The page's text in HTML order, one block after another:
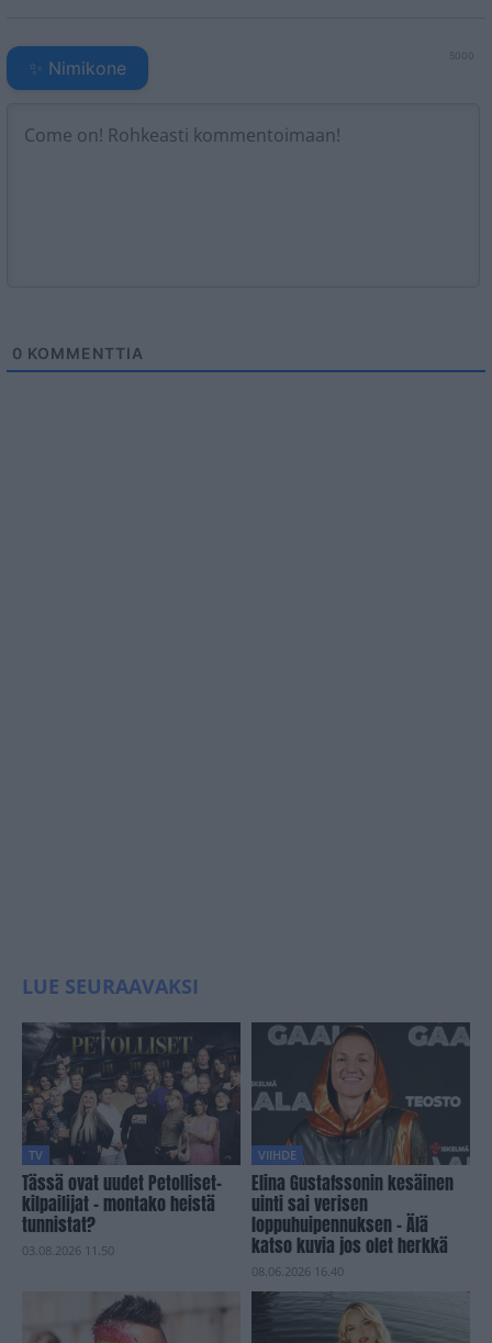
5000
✨ Nimikone
0 KOMMENTTIA
LUE SEURAAVAKSI
TV
Tässä ovat uudet Petolliset-
kilpailijat – montako heistä
tunnistat?
03.08.2026 11.50
VIIHDE
Elina Gustafssonin kesäinen
uinti sai verisen
loppuhuipennuksen – Älä
katso kuvia jos olet herkkä
08.06.2026 16.40